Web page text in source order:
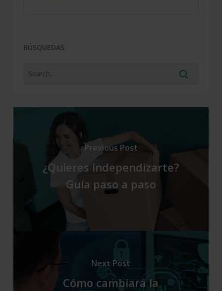
BÚSQUEDAS
Previous Post
¿Quieres independizarte?
Guía paso a paso
Next Post
Cómo cambiará la